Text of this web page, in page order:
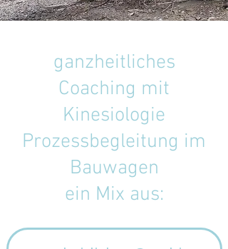
ganzheitliches
Coaching mit
Kinesiologie
Prozessbegleitung im
Bauwagen
ein Mix aus: